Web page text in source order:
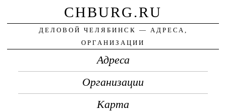
CHBURG.RU
ДЕЛОВОЙ ЧЕЛЯБИНСК — АДРЕСА,
ОРГАНИЗАЦИИ
Адреса
Организации
Карта